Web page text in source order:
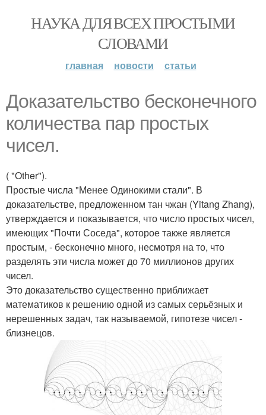
НАУКА ДЛЯ ВСЕХ ПРОСТЫМИ
СЛОВАМИ
главная новости статьи
Доказательство бесконечного
количества пар простых
чисел.
( "Other").
Простые числа "Менее Одинокими стали". В
доказательстве, предложенном тан чжан (Yitang Zhang),
утверждается и показывается, что число простых чисел,
имеющих "Почти Соседа", которое также является
простым, - бесконечно много, несмотря на то, что
разделять эти числа может до 70 миллионов других
чисел.
Это доказательство существенно приближает
математиков к решению одной из самых серьёзных и
нерешенных задач, так называемой, гипотезе чисел -
близнецов.